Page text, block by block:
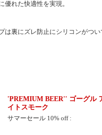
優れた快適性を実現。
は裏にズレ防止にシリコンがつ
'PREMIUM BEER'' ゴーグル
イトスモーク
サマーセール 10% off :